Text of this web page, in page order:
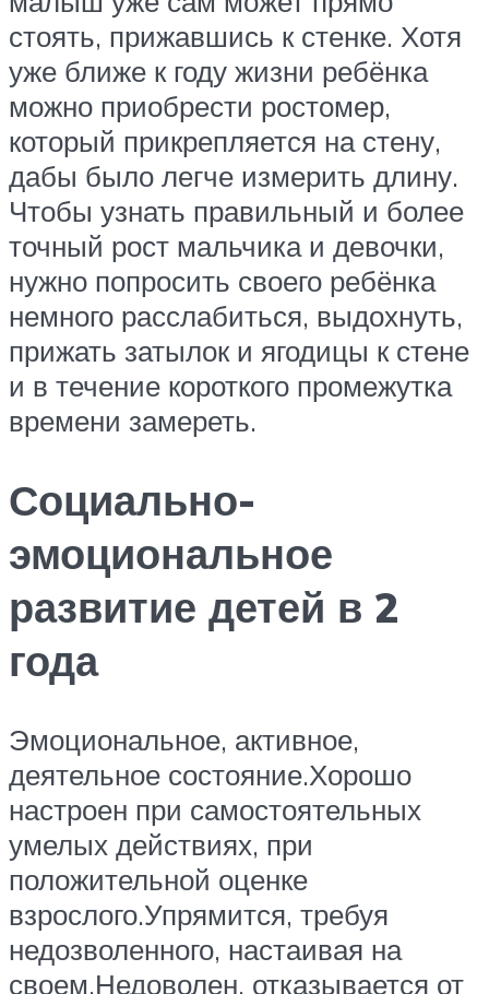
стоять, прижавшись к стенке. Хотя
уже ближе к году жизни ребёнка
можно приобрести ростомер,
который прикрепляется на стену,
дабы было легче измерить длину.
Чтобы узнать правильный и более
точный рост мальчика и девочки,
нужно попросить своего ребёнка
немного расслабиться, выдохнуть,
прижать затылок и ягодицы к стене
и в течение короткого промежутка
времени замереть.
Социально-
эмоциональное
развитие детей в 2
года
Эмоциональное, активное,
деятельное состояние.Хорошо
настроен при самостоятельных
умелых действиях, при
положительной оценке
взрослого.Упрямится, требуя
недозволенного, настаивая на
своем.Недоволен, отказывается от